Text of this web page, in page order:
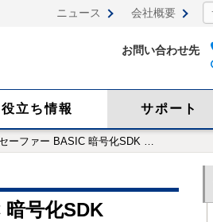
ニュース 会社概要
お問い合わせ先
立ち情報 サポート
ーファー BASIC 暗号化SDK
暗号化SDK